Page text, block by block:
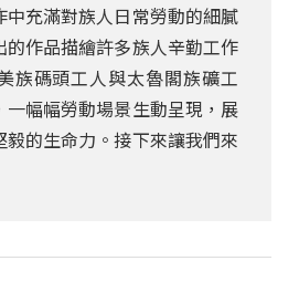
中充滿對族人日常勞動的細膩
的作品描繪許多族人辛勤工作
族碼頭工人與太魯閣族礦工
一幅幅勞動場景生動呈現，展
毅的生命力。接下來讓我們來